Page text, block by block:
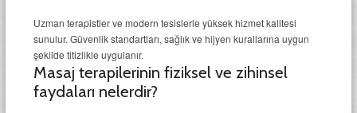
Uzman terapistler ve modern tesislerle yüksek hizmet kalitesi
sunulur. Güvenlik standartları, sağlık ve hijyen kurallarına uygun
şekilde titizlikle uygulanır.
Masaj terapilerinin fiziksel ve zihinsel
faydaları nelerdir?